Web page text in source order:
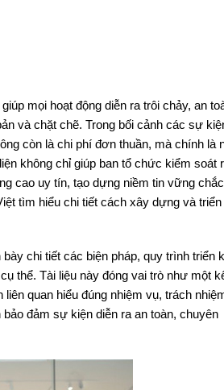
mọi hoạt động diễn ra trôi chảy, an
và chặt chẽ. Trong bối cảnh các sự
còn là chi phí đơn thuần, mà chính là
không chỉ giúp ban tổ chức kiểm soát
cao uy tín, tạo dựng niềm tin vững chắc
tìm hiểu chi tiết cách xây dựng và triển
chi tiết các biện pháp, quy trình triển
thể. Tài liệu này đóng vai trò như một
quan hiểu đúng nhiệm vụ, trách
đảm sự kiện diễn ra an toàn, chuyên